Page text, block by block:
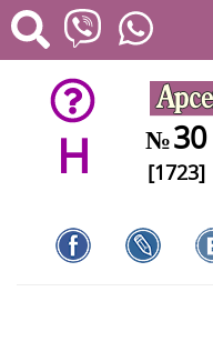
H №30
[1723]